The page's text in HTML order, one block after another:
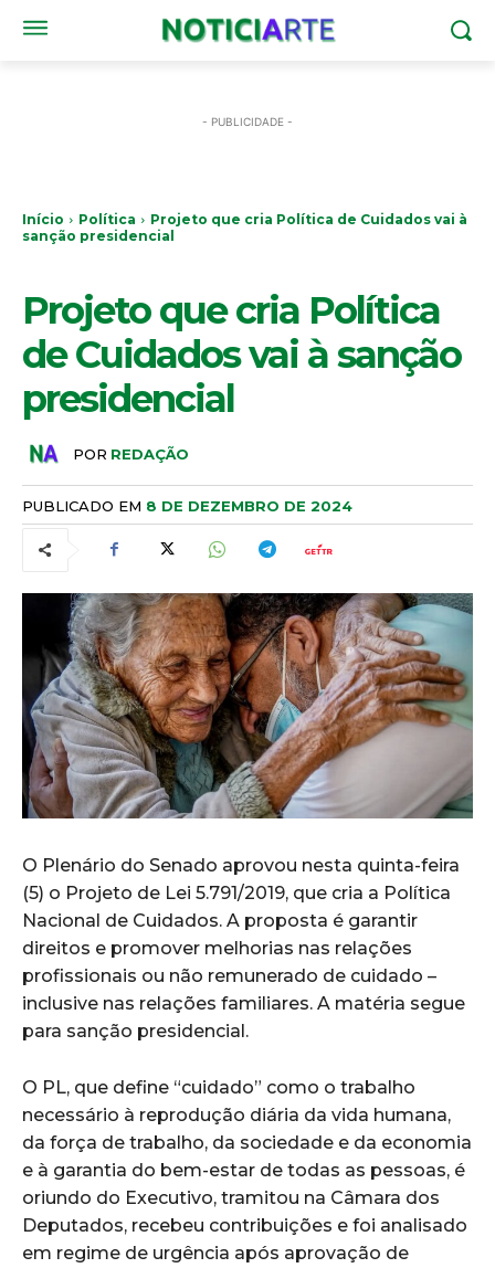
- PUBLICIDADE -
Início Política
Projeto que cria Política de Cuidados vai à
sanção presidencial
Projeto que cria Política
de Cuidados vai à sanção
presidencial
POR REDAÇÃO
PUBLICADO EM 8 DE DEZEMBRO DE 2024
O Plenário do Senado aprovou nesta quinta-feira
(5) o Projeto de Lei 5.791/2019, que cria a Política
Nacional de Cuidados. A proposta é garantir
direitos e promover melhorias nas relações
profissionais ou não remunerado de cuidado –
inclusive nas relações familiares. A matéria segue
para sanção presidencial.
O PL, que define “cuidado” como o trabalho
necessário à reprodução diária da vida humana,
da força de trabalho, da sociedade e da economia
e à garantia do bem-estar de todas as pessoas, é
oriundo do Executivo, tramitou na Câmara dos
Deputados, recebeu contribuições e foi analisado
em regime de urgência após aprovação de